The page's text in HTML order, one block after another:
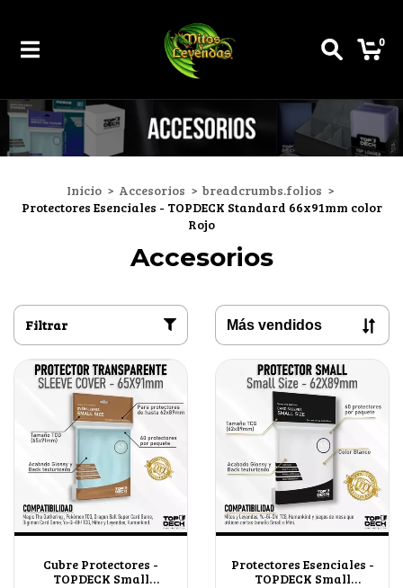
0
Inicio > Accesorios > breadcrumbs.folios >
Protectores Esenciales - TOPDECK Standard 66x91mm color
Rojo
Accesorios
Filtrar
Cubre Protectores -
TOPDECK Small
Protectores Esenciales -
TOPDECK Small